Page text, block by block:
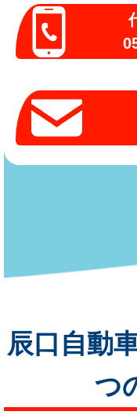
辰口自動
つ